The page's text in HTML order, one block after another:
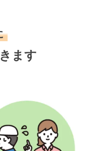
ます